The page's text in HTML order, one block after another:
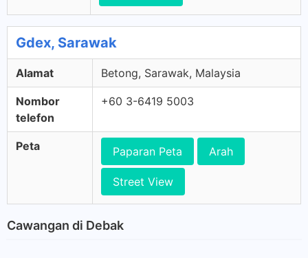
Gdex, Sarawak
Alamat Betong, Sarawak, Malaysia
Nombor
telefon
+60 3-6419 5003
Peta Paparan Peta Arah
Street View
Cawangan di Debak